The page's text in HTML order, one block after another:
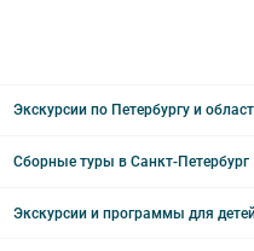
Экскурсии по Петербургу и
Сборные туры в Санкт-Петербург
Экскурсии и программы для